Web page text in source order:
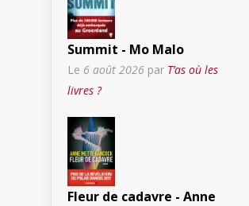
Summit - Mo Malo
Le 6 août 2026 par T’as où les
livres ?
Fleur de cadavre - Anne